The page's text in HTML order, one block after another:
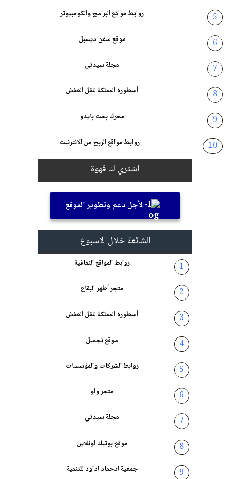
روابط مواقع البرامج والكومبيوتر
موقع سفن ديسبل
مجلة سيدتي
أسطورة المملكة لنقل العفش
محرك بحث بايدو
روابط مواقع الربح من الانترنيت
اشتري لنا قهوة
- لأجل دعم وتطوير الموقع
الشائعة خلال الاسبوع
روابط المواقع الثقافية
متجر أطهر البقاع
أسطورة المملكة لنقل العفش
موقع تجميل
روابط الشركات والمؤسسات
متجر واو
مجلة سيدتي
موقع بوتيك اونلاين
جمعية ادحماد اداود للتنمية